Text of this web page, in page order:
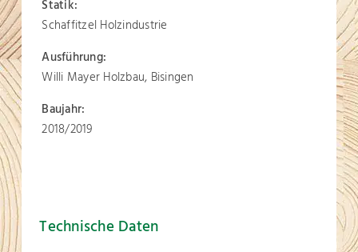
Statik:
Schaffitzel Holzindustrie
Ausführung:
Willi Mayer Holzbau, Bisingen
Baujahr:
2018/2019
Technische Daten